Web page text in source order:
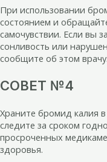
При использовании
состоянием и
самочувствии. Если вы
сонливость или
сообщите об этом врачу.
СОВЕТ №4
Храните бромид калия
следите за сроком
просроченных
здоровья.